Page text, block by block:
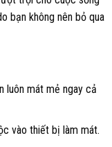
bạn không nên bỏ qua
luôn mát mẻ ngay cả
vào thiết bị làm mát.